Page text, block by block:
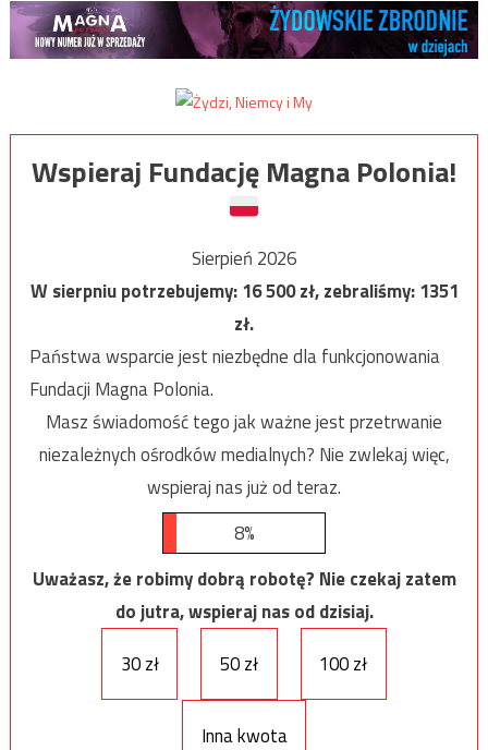
Wspieraj Fundację Magna Polonia!
Sierpień 2026
W sierpniu potrzebujemy:16 500zł, zebraliśmy:1351
zł.
Państwa wsparcie jest niezbędne dla funkcjonowania
Fundacji Magna Polonia.
Masz świadomość tego jak ważne jest przetrwanie
niezależnych ośrodków medialnych? Nie zwlekaj więc,
wspieraj nas już od teraz.
8%
Uważasz, że robimy dobrą robotę? Nie czekaj zatem
do jutra, wspieraj nas od dzisiaj.
30 zł
50 zł 100 zł
Inna kwota